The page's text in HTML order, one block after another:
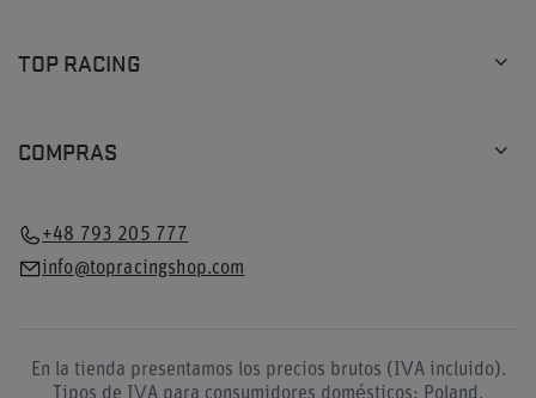
TOP RACING
COMPRAS
+48 793 205 777
info@topracingshop.com
En la tienda presentamos los precios brutos (IVA incluido).